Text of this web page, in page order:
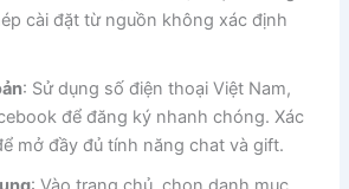
cài đặt từ nguồn không xác định
: Sử dụng số điện thoại Việt Nam,
để đăng ký nhanh chóng. Xác
mở đầy đủ tính năng chat và gift.